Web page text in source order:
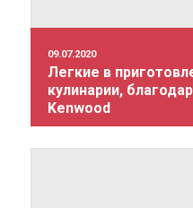
09.07.2020
Легкие в
кулинарии,
Kenwood